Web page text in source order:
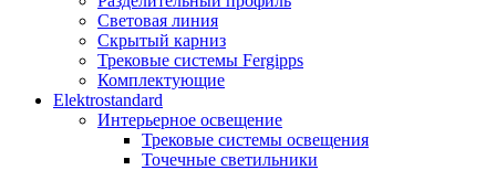
Световая линия
Скрытый карниз
Трековые системы Fergipps
Комплектующие
Elektrostandard
Интерьерное освещение
Трековые системы освещения
Точечные светильники